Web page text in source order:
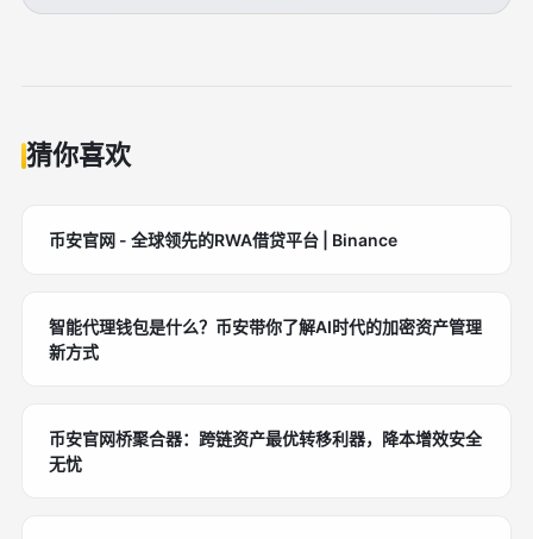
猜你喜欢
币安官网 - 全球领先的RWA借贷平台 | Binance
智能代理钱包是什么？币安带你了解AI时代的加密资产管理
新方式
币安官网桥聚合器：跨链资产最优转移利器，降本增效安全
无忧